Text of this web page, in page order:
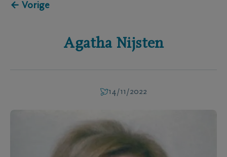
← Vorige
Agatha Nijsten
14/11/2022